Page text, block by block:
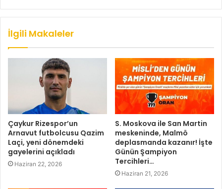
İlgili Makaleler
Çaykur Rizespor’un
Arnavut futbolcusu Qazim
Laçi, yeni dönemdeki
gayelerini açıkladı
Haziran 22, 2026
S. Moskova ile San Martin
meskeninde, Malmö
deplasmanda kazanır! İşte
Günün Şampiyon
Tercihleri…
Haziran 21, 2026